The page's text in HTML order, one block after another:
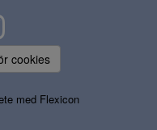
cookies
med Flexicon